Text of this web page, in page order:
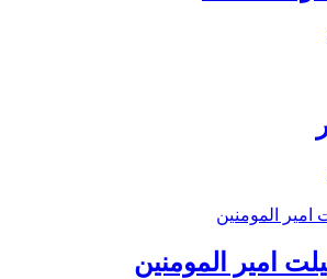
امیر المومنین